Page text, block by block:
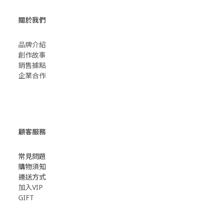
關於我們
品牌介紹
創作故事
​銷售據點
企業合作
顧客服務
常見問題
購物須知
運送方式
加入VIP
GIFT